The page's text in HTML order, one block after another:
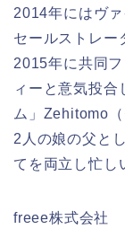
2014年にはヴ
セールストレー
2015年に共同
ィーと意気投合
ム」Zehitomo
2人の娘の父と
てを両立し忙し
freee株式会社